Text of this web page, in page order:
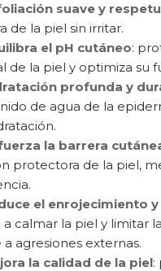
suave y
de la piel sin irritar.
el pH cutáneo:
de la piel y optimiza su
profunda y
de agua de la
la barrera
protectora de la piel,
el enrojecimiento
a calmar la piel y limitar
agresiones externas.
la calidad de la piel: